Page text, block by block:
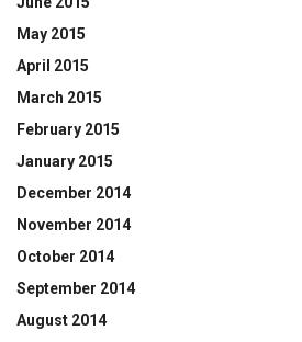
May 2015
April 2015
March 2015
February 2015
January 2015
December 2014
November 2014
October 2014
September 2014
August 2014